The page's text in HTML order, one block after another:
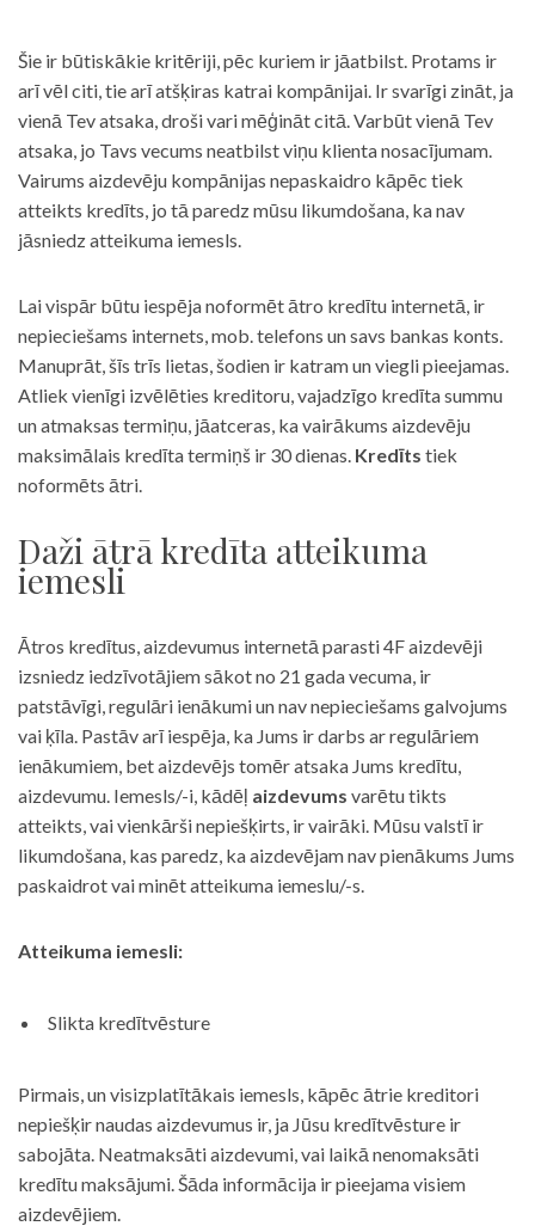
Šie ir būtiskākie kritēriji, pēc kuriem ir jāatbilst. Protams ir
arī vēl citi, tie arī atšķiras katrai kompānijai. Ir svarīgi zināt, ja
vienā Tev atsaka, droši vari mēģināt citā. Varbūt vienā Tev
atsaka, jo Tavs vecums neatbilst viņu klienta nosacījumam.
Vairums aizdevēju kompānijas nepaskaidro kāpēc tiek
atteikts kredīts, jo tā paredz mūsu likumdošana, ka nav
jāsniedz atteikuma iemesls.
Lai vispār būtu iespēja noformēt ātro kredītu internetā, ir
nepieciešams internets, mob. telefons un savs bankas konts.
Manuprāt, šīs trīs lietas, šodien ir katram un viegli pieejamas.
Atliek vienīgi izvēlēties kreditoru, vajadzīgo kredīta summu
un atmaksas termiņu, jāatceras, ka vairākums aizdevēju
maksimālais kredīta termiņš ir 30 dienas. Kredīts tiek
noformēts ātri.
Daži ātrā kredīta atteikuma
iemesli
Ātros kredītus, aizdevumus internetā parasti 4F aizdevēji
izsniedz iedzīvotājiem sākot no 21 gada vecuma, ir
patstāvīgi, regulāri ienākumi un nav nepieciešams galvojums
vai ķīla. Pastāv arī iespēja, ka Jums ir darbs ar regulāriem
ienākumiem, bet aizdevējs tomēr atsaka Jums kredītu,
aizdevumu. Iemesls/-i, kādēļ aizdevums varētu tikts
atteikts, vai vienkārši nepiešķirts, ir vairāki. Mūsu valstī ir
likumdošana, kas paredz, ka aizdevējam nav pienākums Jums
paskaidrot vai minēt atteikuma iemeslu/-s.
Atteikuma iemesli:
Slikta kredītvēsture
Pirmais, un visizplatītākais iemesls, kāpēc ātrie kreditori
nepiešķir naudas aizdevumus ir, ja Jūsu kredītvēsture ir
sabojāta. Neatmaksāti aizdevumi, vai laikā nenomaksāti
kredītu maksājumi. Šāda informācija ir pieejama visiem
aizdevējiem.